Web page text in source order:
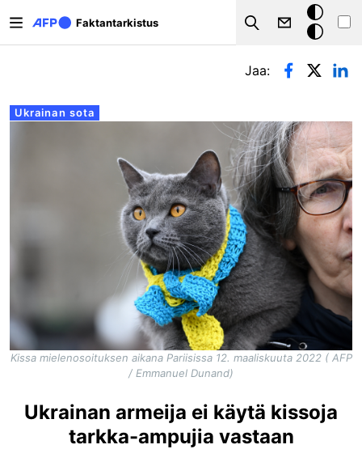
Faktantarkistus
Search
Tumma
tila
Ensisijaiset välilehdet
Ukrainan sota
Jaa:
Kissa mielenosoituksen aikana Pariisissa 12. maaliskuuta 2022 ( AFP
/ Emmanuel Dunand)
Ukrainan armeija ei käytä kissoja
tarkka-ampujia vastaan